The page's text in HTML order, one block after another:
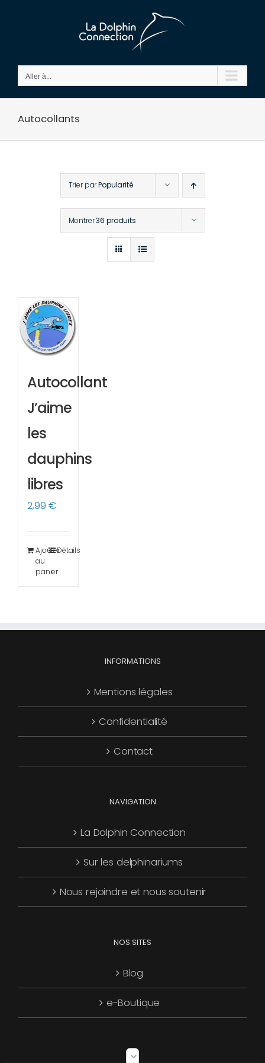
Aller à...
Autocollants
Trier parPopularité
Montrer36 produits
Autocollant
J’aime
les
dauphins
libres
2,99€
Ajouter
au
panier
Détails
INFORMATIONS
Mentions légales
Confidentialité
Contact
NAVIGATION
La Dolphin Connection
Sur les delphinariums
Nous rejoindre et nous soutenir
NOS SITES
Blog
e-Boutique
Choisir